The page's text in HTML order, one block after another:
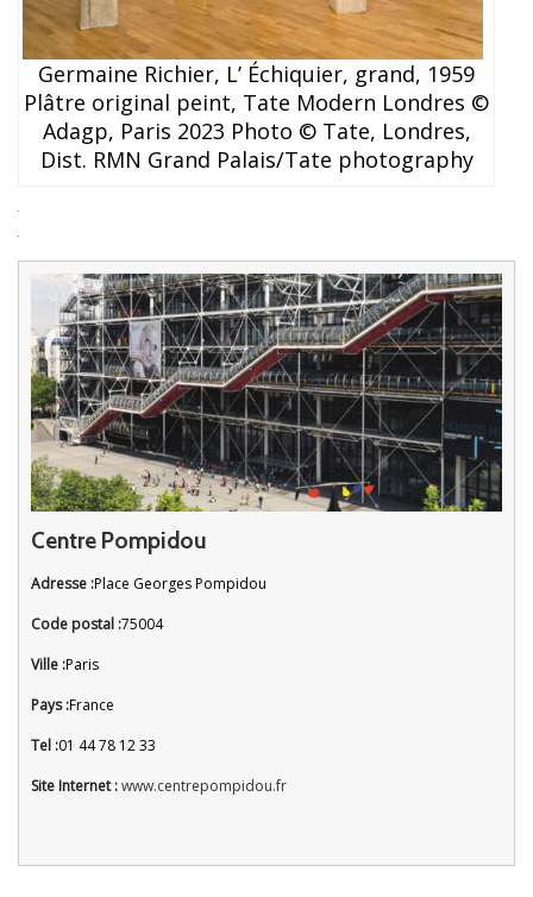
Germaine Richier, L’ Échiquier, grand, 1959
Plâtre original peint, Tate Modern Londres ©
Adagp, Paris 2023 Photo © Tate, Londres,
Dist. RMN Grand Palais/Tate photography
Centre Pompidou
Adresse :Place Georges Pompidou
Code postal :75004
Ville :Paris
Pays :France
Tel :01 44 78 12 33
Site Internet :www.centrepompidou.fr